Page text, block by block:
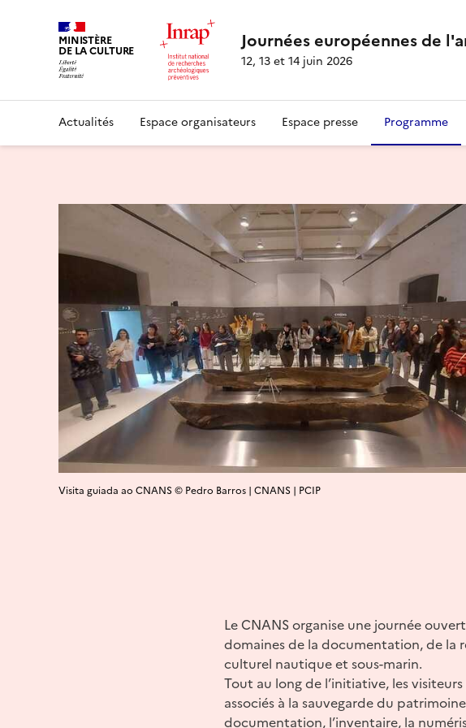
MINISTÈRE
DE LA CULTURE Journées européennes de
12, 13 et 14 juin 2026
Actualités Espace organisateurs Espace presse Programme
Visita guiada ao CNANS © Pedro Barros | CNANS | PCIP
Le CNANS organise une journée
domaines de la documentation, de la
culturel nautique et sous-marin.
Tout au long de l’initiative, les
associés à la sauvegarde du
documentation, l’inventaire, la